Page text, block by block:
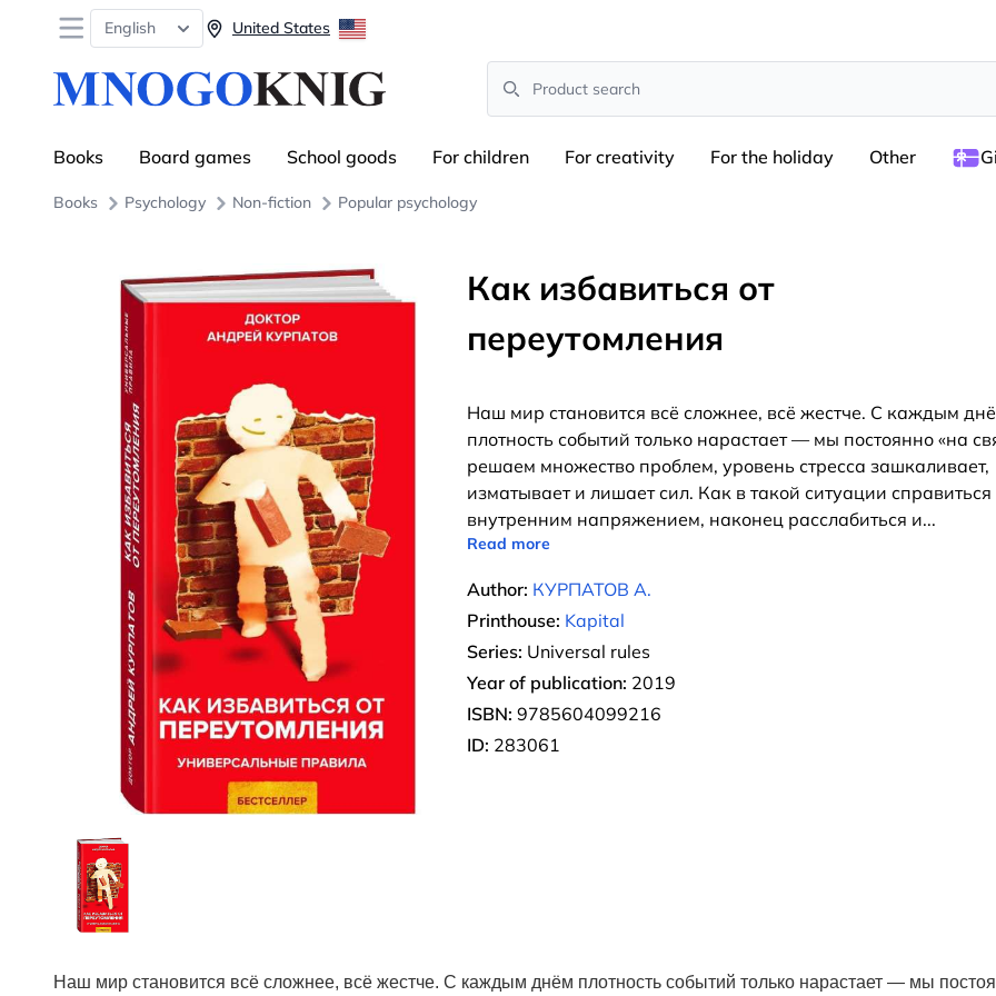
Open menu
English United States
Search
Books Board games School goods For children For creativity For the holiday Other
Books Psychology Non-fiction Popular psychology
Как избавиться от
переутомления
Наш мир становится всё сложнее, всё жестче. С каждым
плотность событий только нарастает — мы постоянно «на
решаем множество проблем, уровень стресса зашкаливает,
изматывает и лишает сил. Как в такой ситуации справиться
внутренним напряжением, наконец расслабиться и...
Read more
Author: КУРПАТОВ А.
Printhouse: Kapital
Series: Universal rules
Year of publication: 2019
ISBN: 9785604099216
ID: 283061
Наш мир становится всё сложнее, всё жестче. С каждым днём плотность событий только нарастает — мы